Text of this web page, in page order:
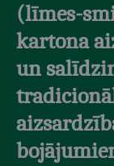
(līmes-
kartona
un